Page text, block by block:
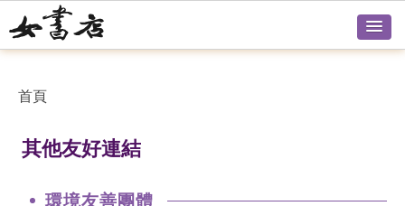
首頁
其他友好連結
環境友善團體